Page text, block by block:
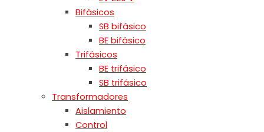
Bifásicos
SB bifásico
BE bifásico
Trifásicos
BE trifásico
SB trifásico
Transformadores
Aislamiento
Control